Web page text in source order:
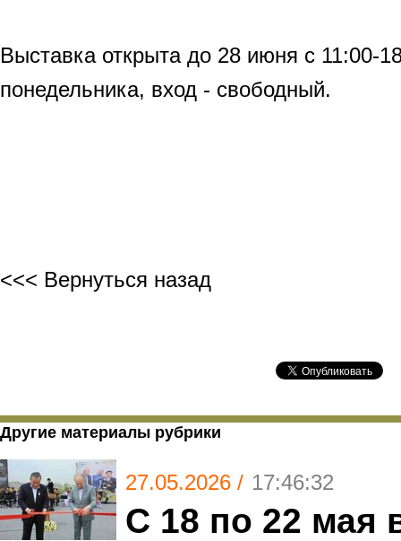
Выставка открыта до 28 июня с 11:00-
понедельника, вход - свободный.
<<< Вернуться назад
Другие материалы рубрики
27.05.2026 / 17:46:32
С 18 по 22 мая